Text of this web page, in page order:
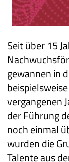
Seit über 15
gewannen in
vergangenen
der Führung
noch einmal
wurden die
Talente aus